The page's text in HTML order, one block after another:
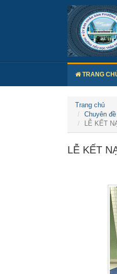
TRANG
Trang chủ
Chuyên
LỄ KẾT
LỄ KẾT